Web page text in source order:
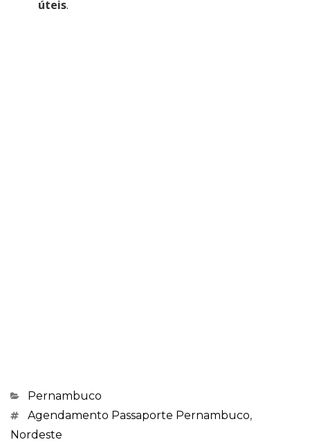
úteis.
Categorias
Pernambuco
Marcações
Agendamento Passaporte Pernambuco,
Nordeste